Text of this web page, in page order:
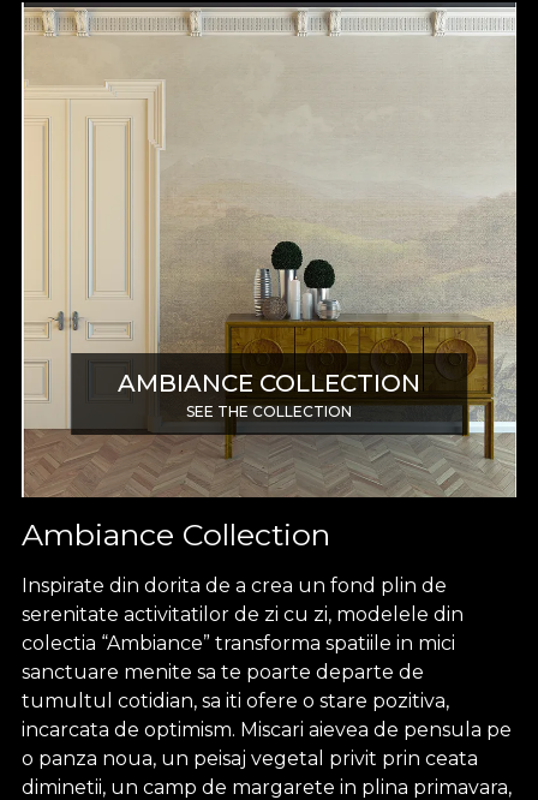
AMBIANCE COLLECTION
SEE THE COLLECTION
Ambiance Collection
Inspirate din dorita de a crea un fond plin de
serenitate activitatilor de zi cu zi, modelele din
colectia “Ambiance” transforma spatiile in mici
sanctuare menite sa te poarte departe de
tumultul cotidian, sa iti ofere o stare pozitiva,
incarcata de optimism. Miscari aievea de pensula pe
o panza noua, un peisaj vegetal privit prin ceata
diminetii, un camp de margarete in plina primavara,